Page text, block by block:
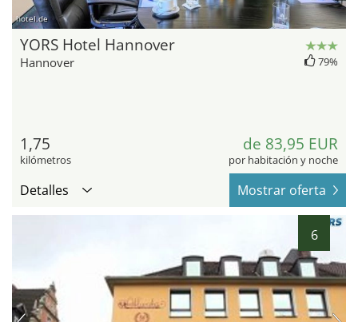
hotel.de
YORS Hotel Hannover
Hannover 79%
1,75
kilómetros
de 83,95 EUR
por habitación y noche
Detalles Mostrar oferta
6